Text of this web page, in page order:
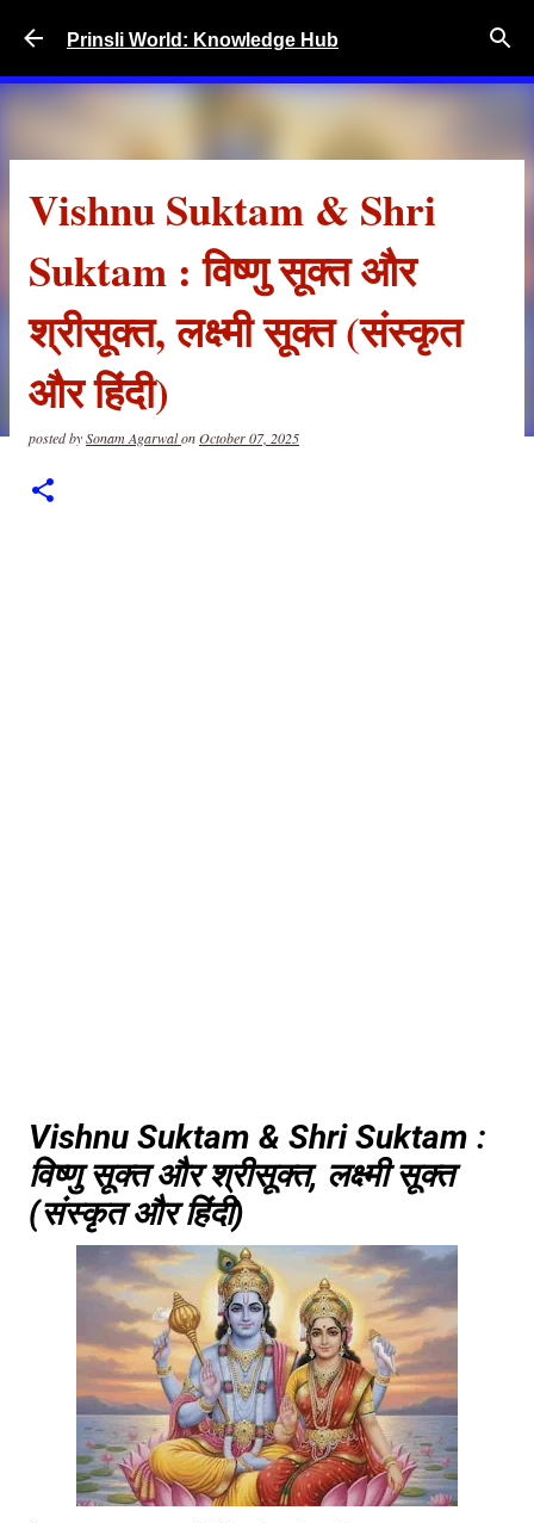
Skip to main content
Prinsli World: Knowledge Hub
Vishnu Suktam & Shri
Suktam : विष्णु सूक्त और
श्रीसूक्त, लक्ष्मी सूक्त (संस्कृत
और हिंदी)
posted bySonam AgarwalonOctober 07, 2025
Vishnu Suktam & Shri Suktam :
विष्णु सूक्त और श्रीसूक्त, लक्ष्मी सूक्त
(संस्कृत और हिंदी)